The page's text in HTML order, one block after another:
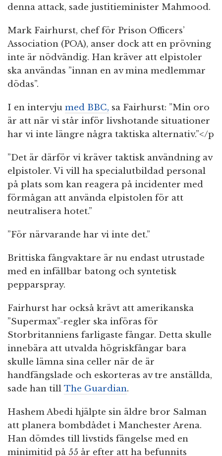
denna attack, sade justitieminister Mahmood.
Mark Fairhurst, chef för Prison Officers’
Association (POA), anser dock att en prövning
inte är nödvändig. Han kräver att elpistoler
ska användas ”innan en av mina medlemmar
dödas”.
I en intervju med BBC, sa Fairhurst: ”Min oro
är att när vi står inför livshotande situationer
har vi inte längre några taktiska alternativ.”</p
”Det är därför vi kräver taktisk användning av
elpistoler. Vi vill ha specialutbildad personal
på plats som kan reagera på incidenter med
förmågan att använda elpistolen för att
neutralisera hotet.”
”För närvarande har vi inte det.”
Brittiska fångvaktare är nu endast utrustade
med en infällbar batong och syntetisk
pepparspray.
Fairhurst har också krävt att amerikanska
”Supermax”-regler ska införas för
Storbritanniens farligaste fångar. Detta skulle
innebära att utvalda högriskfångar bara
skulle lämna sina celler när de är
handfängslade och eskorteras av tre anställda,
sade han till The Guardian.
Hashem Abedi hjälpte sin äldre bror Salman
att planera bombdådet i Manchester Arena.
Han dömdes till livstids fängelse med en
minimitid på 55 år efter att ha befunnits